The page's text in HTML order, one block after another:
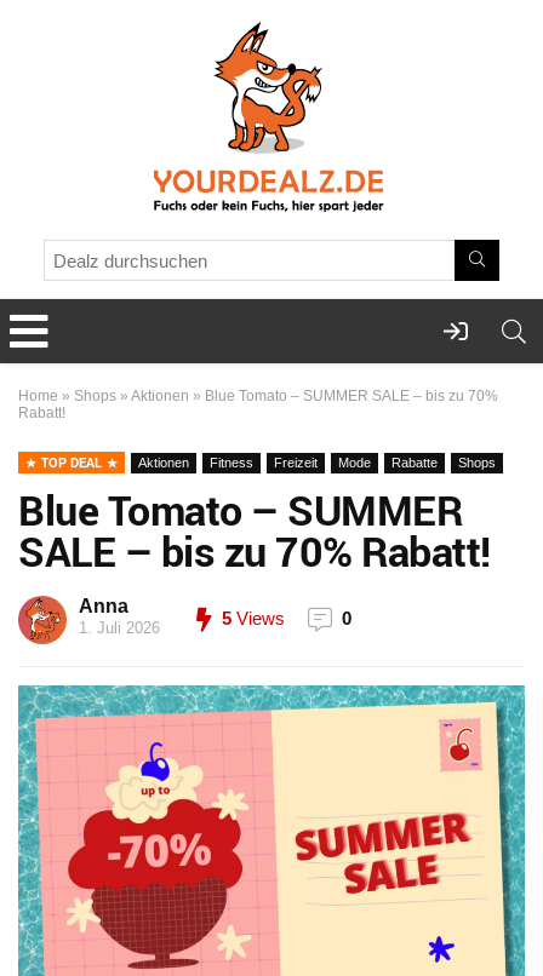
Home » Shops » Aktionen » Blue Tomato – SUMMER SALE – bis zu 70%
Rabatt!
TOP DEAL Aktionen Fitness Freizeit Mode Rabatte Shops
Blue Tomato – SUMMER
SALE – bis zu 70% Rabatt!
Anna
1. Juli 2026 5 Views 0